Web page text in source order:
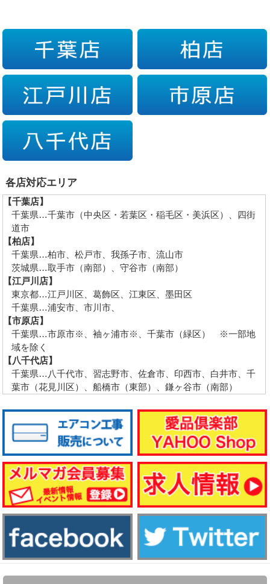
各店対応エリア
【千葉店】
千葉県…千葉市（中央区・若葉区・稲毛区・美浜区）、四街
道市
【柏店】
千葉県…柏市、松戸市、我孫子市、流山市
茨城県…取手市（南部）、守谷市（南部）
【江戸川店】
東京都…江戸川区、葛飾区、江東区、墨田区
千葉県…浦安市、市川市、
【市原店】
千葉県…市原市※、袖ヶ浦市※、千葉市（緑区） ※一部地
域を除く
【八千代店】
千葉県…八千代市、習志野市、佐倉市、印西市、白井市、千
葉市（花見川区）、船橋市（東部）、鎌ヶ谷市（南部）